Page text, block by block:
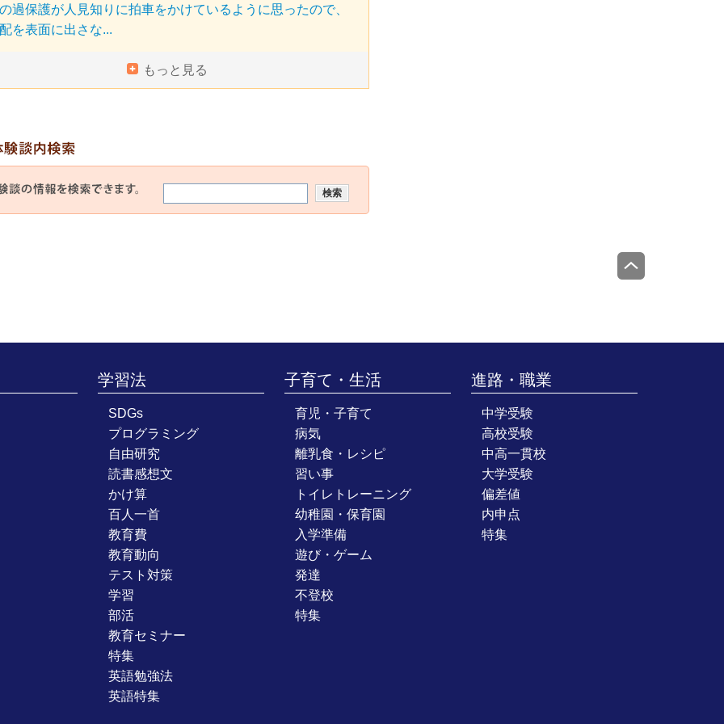
過保護が人見知りに拍車をかけているように思ったので、
を表面に出さな...
もっと見る
学習法
SDGs
プログラミング
自由研究
読書感想文
かけ算
百人一首
教育費
教育動向
テスト対策
学習
部活
教育セミナー
特集
英語勉強法
英語特集
子育て・生活
育児・子育て
病気
離乳食・レシピ
習い事
トイレトレーニング
幼稚園・保育園
入学準備
遊び・ゲーム
発達
不登校
特集
進路・職業
中学受験
高校受験
中高一貫校
大学受験
偏差値
内申点
特集